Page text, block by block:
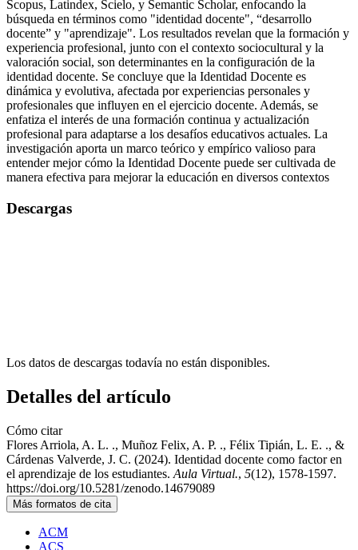
Scopus, Latindex, Scielo, y Semantic Scholar, enfocando la
búsqueda en términos como "identidad docente", “desarrollo
docente” y "aprendizaje". Los resultados revelan que la formación y
experiencia profesional, junto con el contexto sociocultural y la
valoración social, son determinantes en la configuración de la
identidad docente. Se concluye que la Identidad Docente es
dinámica y evolutiva, afectada por experiencias personales y
profesionales que influyen en el ejercicio docente. Además, se
enfatiza el interés de una formación continua y actualización
profesional para adaptarse a los desafíos educativos actuales. La
investigación aporta un marco teórico y empírico valioso para
entender mejor cómo la Identidad Docente puede ser cultivada de
manera efectiva para mejorar la educación en diversos contextos
Descargas
Los datos de descargas todavía no están disponibles.
Detalles del artículo
Cómo citar
Flores Arriola, A. L. ., Muñoz Felix, A. P. ., Félix Tipián, L. E. ., &
Cárdenas Valverde, J. C. (2024). Identidad docente como factor en
el aprendizaje de los estudiantes. Aula Virtual., 5(12), 1578-1597.
https://doi.org/10.5281/zenodo.14679089
Más formatos de cita
ACM
ACS